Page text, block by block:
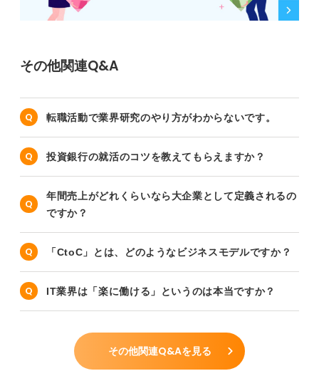
その他関連Q&A
転職活動で業界研究のやり方がわからないです。
投資銀行の就活のコツを教えてもらえますか？
年間売上がどれくらいなら大企業として定義されるの
ですか？
「CtoC」とは、どのようなビジネスモデルですか？
IT業界は「楽に働ける」というのは本当ですか？
その他関連Q&Aを見る